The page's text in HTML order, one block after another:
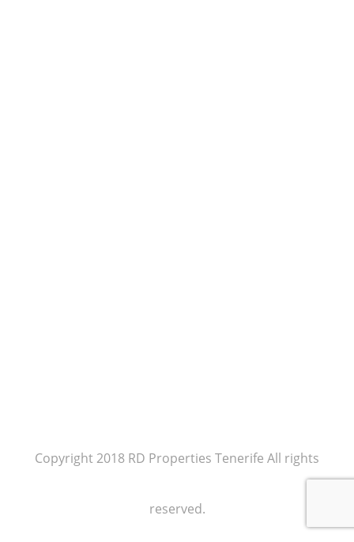
Copyright 2018 RD Properties Tenerife All rights
reserved.